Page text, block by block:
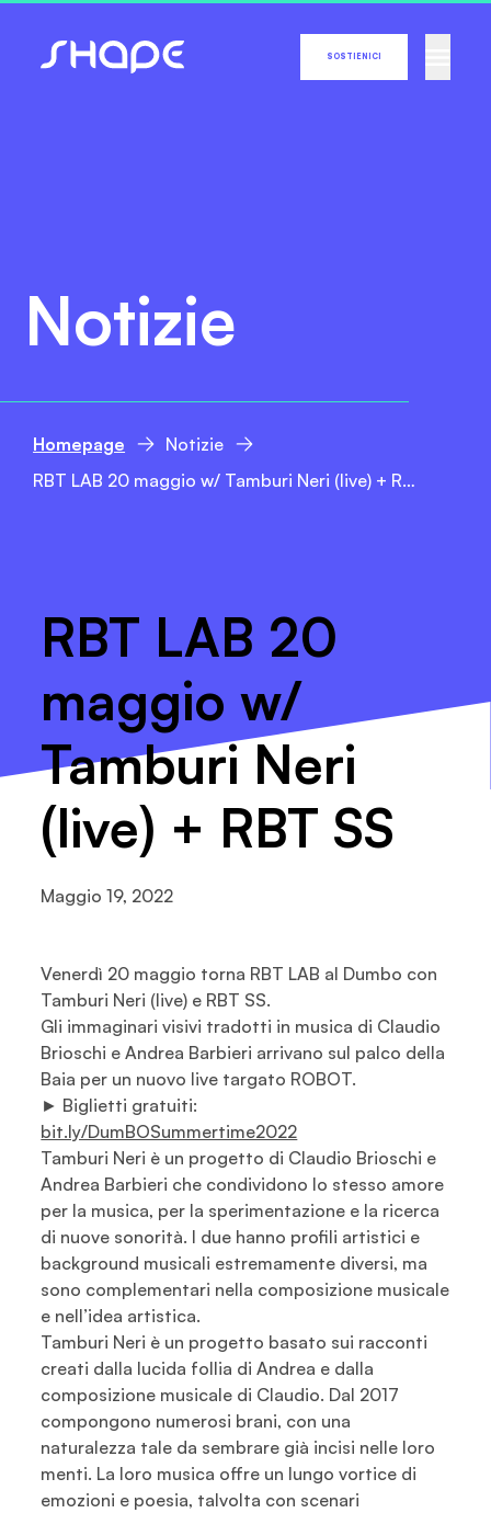
SOSTIENICI
Notizie
Homepage
Notizie
RBT LAB 20 maggio w/ Tamburi Neri (live) + RBT SS
RBT LAB 20
maggio w/
Tamburi Neri
(live) + RBT SS
Maggio 19, 2022
Venerdì 20 maggio torna RBT LAB al Dumbo con
Tamburi Neri (live) e RBT SS.
Gli immaginari visivi tradotti in musica di Claudio
Brioschi e Andrea Barbieri arrivano sul palco della
Baia per un nuovo live targato ROBOT.
► Biglietti gratuiti:
bit.ly/DumBOSummertime2022
Tamburi Neri è un progetto di Claudio Brioschi e
Andrea Barbieri che condividono lo stesso amore
per la musica, per la sperimentazione e la ricerca
di nuove sonorità. I due hanno profili artistici e
background musicali estremamente diversi, ma
sono complementari nella composizione musicale
e nell’idea artistica.
Tamburi Neri è un progetto basato sui racconti
creati dalla lucida follia di Andrea e dalla
composizione musicale di Claudio. Dal 2017
compongono numerosi brani, con una
naturalezza tale da sembrare già incisi nelle loro
menti. La loro musica offre un lungo vortice di
emozioni e poesia, talvolta con scenari